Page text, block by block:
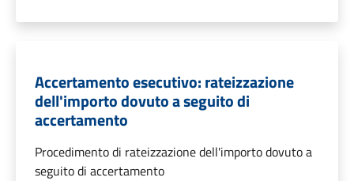
Accertamento esecutivo: rateizzazione
dell'importo dovuto a seguito di
accertamento
Procedimento di rateizzazione dell'importo dovuto a
seguito di accertamento